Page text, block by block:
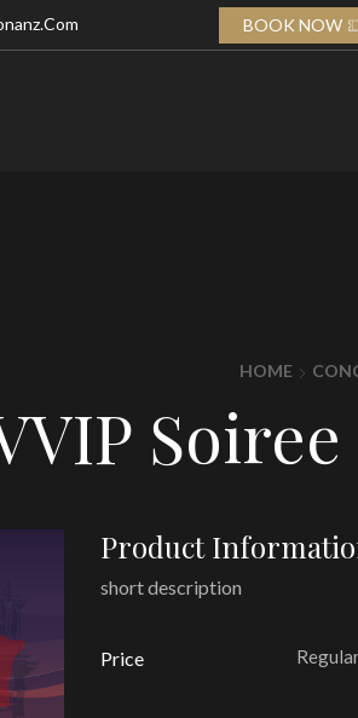
UNTUK BANGSA 2026 BOOK NOW
HOME
Product
short description
Price